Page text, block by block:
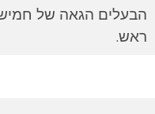
הבעלים הגאה של
ראש.